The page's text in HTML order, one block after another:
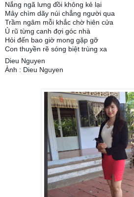
Nắng ngã lưng đồi không kẻ lại
Mây chìm dãy núi chẳng người qua
Trầm ngâm mỗi khắc chờ hiên cửa
Ủ rũ từng canh đợi góc nhà
Hỏi đến bao giờ mong gặp gỡ
Con thuyền rẽ sóng biệt trùng xa
Dieu Nguyen
Ảnh : Dieu Nguyen